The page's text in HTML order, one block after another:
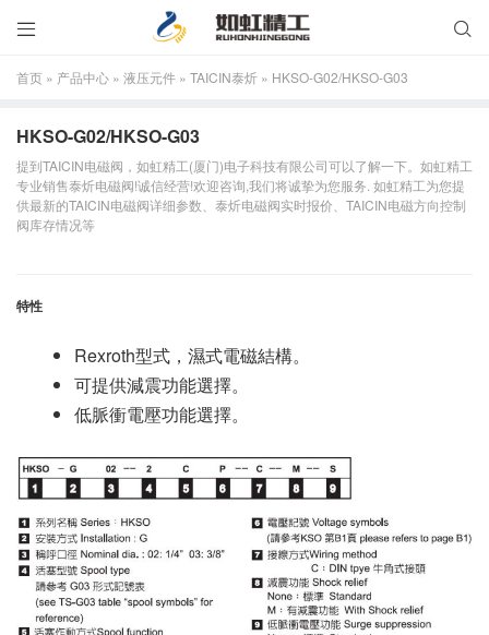


首页 » 产品中心 » 液压元件 » TAICIN泰炘 » HKSO-G02/HKSO-G03
HKSO-G02/HKSO-G03
提到TAICIN电磁阀，如虹精工(厦门)电子科技有限公司可以了解一下。如虹精工
专业销售泰炘电磁阀!诚信经营!欢迎咨询,我们将诚挚为您服务. 如虹精工为您提
供最新的TAICIN电磁阀详细参数、泰炘电磁阀实时报价、TAICIN电磁方向控制
阀库存情况等
特性
Rexroth型式，濕式電磁結構。
可提供減震功能選擇。
低脈衝電壓功能選擇。